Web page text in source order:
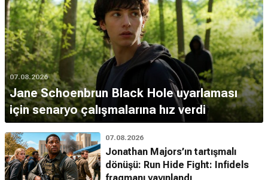
07.08.2026
Jane Schoenbrun Black Hole uyarlaması
için senaryo çalışmalarına hız verdi
07.08.2026
Jonathan Majors’ın tartışmalı
dönüşü: Run Hide Fight: Infidels